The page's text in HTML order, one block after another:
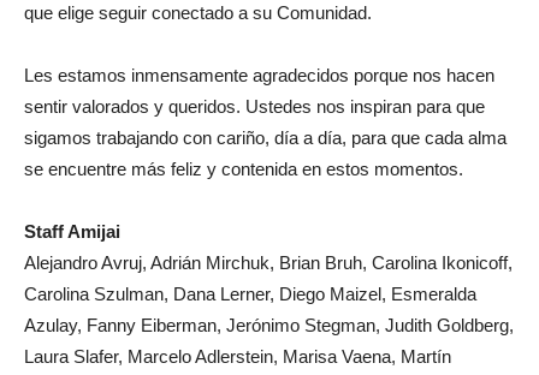
que elige seguir conectado a su Comunidad.
Les estamos inmensamente agradecidos porque nos hacen
sentir valorados y queridos. Ustedes nos inspiran para que
sigamos trabajando con cariño, día a día, para que cada alma
se encuentre más feliz y contenida en estos momentos.
Staff Amijai
Alejandro Avruj, Adrián Mirchuk, Brian Bruh, Carolina Ikonicoff,
Carolina Szulman, Dana Lerner, Diego Maizel, Esmeralda
Azulay, Fanny Eiberman, Jerónimo Stegman, Judith Goldberg,
Laura Slafer, Marcelo Adlerstein, Marisa Vaena, Martín